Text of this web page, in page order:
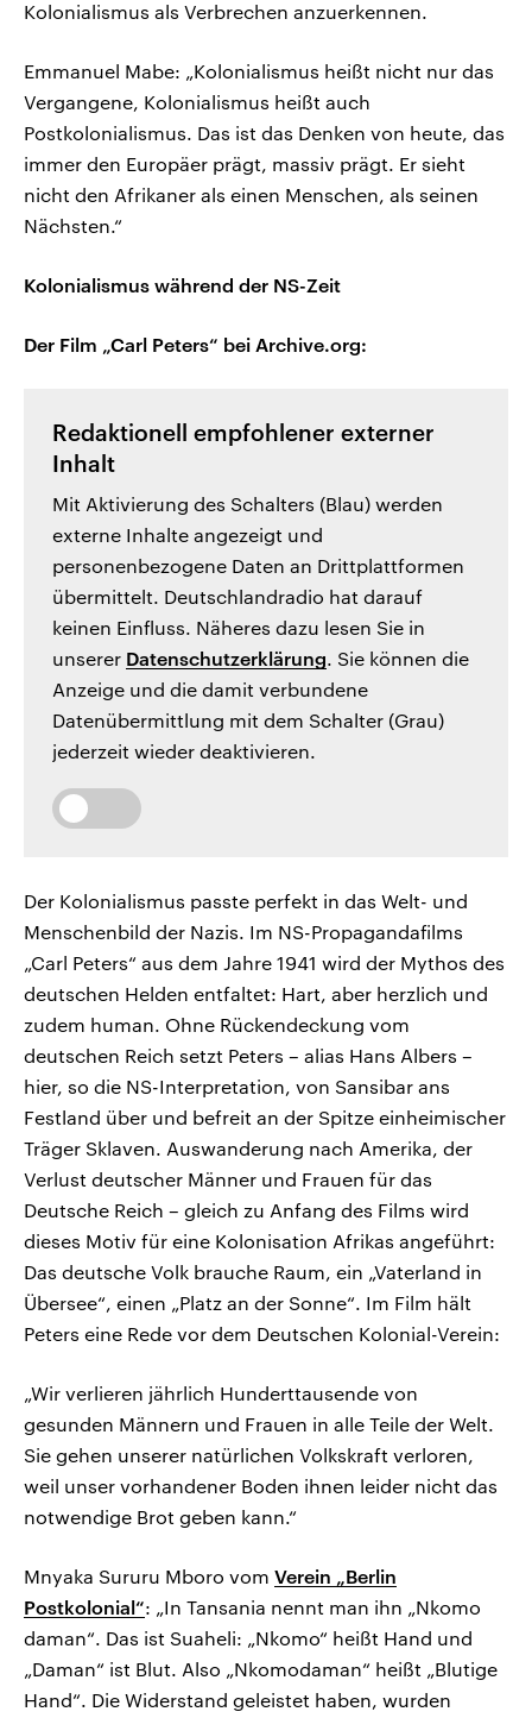
Kolonialismus als Verbrechen anzuerkennen.
Emmanuel Mabe: „Kolonialismus heißt nicht nur das
Vergangene, Kolonialismus heißt auch
Postkolonialismus. Das ist das Denken von heute, das
immer den Europäer prägt, massiv prägt. Er sieht
nicht den Afrikaner als einen Menschen, als seinen
Nächsten.“
Kolonialismus während der NS-Zeit
Der Film „Carl Peters“ bei Archive.org:
Redaktionell empfohlener externer
Inhalt
Mit Aktivierung des Schalters (Blau) werden
externe Inhalte angezeigt und
personenbezogene Daten an Drittplattformen
übermittelt. Deutschlandradio hat darauf
keinen Einfluss. Näheres dazu lesen Sie in
unserer Datenschutzerklärung. Sie können die
Anzeige und die damit verbundene
Datenübermittlung mit dem Schalter (Grau)
jederzeit wieder deaktivieren.
Der Kolonialismus passte perfekt in das Welt- und
Menschenbild der Nazis. Im NS-Propagandafilms
„Carl Peters“ aus dem Jahre 1941 wird der Mythos des
deutschen Helden entfaltet: Hart, aber herzlich und
zudem human. Ohne Rückendeckung vom
deutschen Reich setzt Peters – alias Hans Albers –
hier, so die NS-Interpretation, von Sansibar ans
Festland über und befreit an der Spitze einheimischer
Träger Sklaven. Auswanderung nach Amerika, der
Verlust deutscher Männer und Frauen für das
Deutsche Reich – gleich zu Anfang des Films wird
dieses Motiv für eine Kolonisation Afrikas angeführt:
Das deutsche Volk brauche Raum, ein „Vaterland in
Übersee“, einen „Platz an der Sonne“. Im Film hält
Peters eine Rede vor dem Deutschen Kolonial-Verein:
„Wir verlieren jährlich Hunderttausende von
gesunden Männern und Frauen in alle Teile der Welt.
Sie gehen unserer natürlichen Volkskraft verloren,
weil unser vorhandener Boden ihnen leider nicht das
notwendige Brot geben kann.“
Mnyaka Sururu Mboro vom Verein „Berlin
Postkolonial“: „In Tansania nennt man ihn „Nkomo
daman“. Das ist Suaheli: „Nkomo“ heißt Hand und
„Daman“ ist Blut. Also „Nkomodaman“ heißt „Blutige
Hand“. Die Widerstand geleistet haben, wurden